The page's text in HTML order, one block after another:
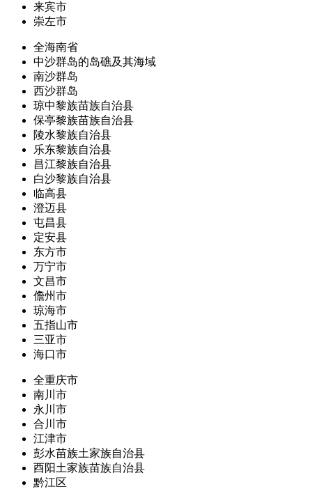
来宾市
崇左市
全海南省
中沙群岛的岛礁及其海域
南沙群岛
西沙群岛
琼中黎族苗族自治县
保亭黎族苗族自治县
陵水黎族自治县
乐东黎族自治县
昌江黎族自治县
白沙黎族自治县
临高县
澄迈县
屯昌县
定安县
东方市
万宁市
文昌市
儋州市
琼海市
五指山市
三亚市
海口市
全重庆市
南川市
永川市
合川市
江津市
彭水苗族土家族自治县
酉阳土家族苗族自治县
黔江区